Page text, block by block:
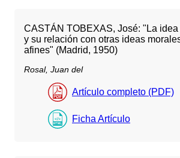
CASTÁN TOBEXAS, José: "La
y su relación con otras ideas
afines" (Madrid, 1950)
Rosal, Juan del
Artículo completo (PDF)
Ficha Artículo